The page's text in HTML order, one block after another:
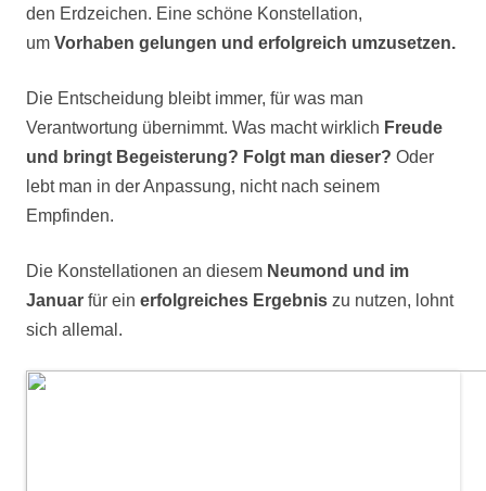
den Erdzeichen. Eine schöne Konstellation,
um Vorhaben gelungen und erfolgreich umzusetzen.
Die Entscheidung bleibt immer, für was man
Verantwortung übernimmt. Was macht wirklich Freude
und bringt Begeisterung? Folgt man dieser? Oder
lebt man in der Anpassung, nicht nach seinem
Empfinden.
Die Konstellationen an diesem Neumond und im
Januar für ein erfolgreiches Ergebnis zu nutzen, lohnt
sich allemal.